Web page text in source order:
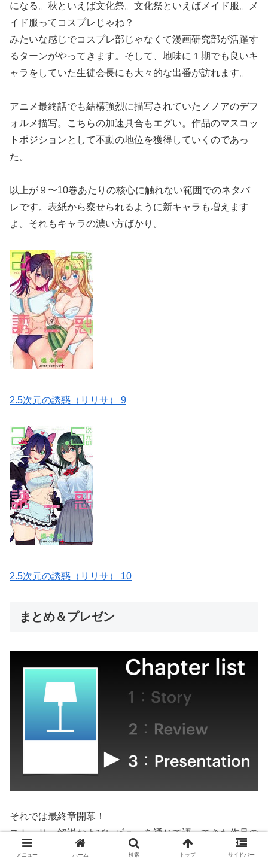
になる。秋といえば文化祭。文化祭といえばメイド服。メ
イド服ってコスプレじゃね？
みたいな感じでコスプレ部じゃなくて漫画研究部が活躍す
るターンがやってきます。そして、地味に１期でも良いキ
ャラをしていた生徒会長にも大々的な出番が訪れます。
アニメ最終話でも結構強烈に描写されていたノノアのデフ
ォルメ描写。こちらの加速具合もエグい。作品のマスコッ
トポジションとして不動の地位を獲得していくのであっ
た。
以上が９〜10巻あたりの核心に触れない範囲でのネタバ
レです。表紙から察せられるように新キャラも増えます
よ。それもキャラの濃い方ばかり。
2.5次元の誘惑（リリサ） 9
2.5次元の誘惑（リリサ） 10
まとめ＆プレゼン
それでは最終章開幕！
ストーリー解説およびレビューを通じて語ってきた作品の
魅力をギュギュッと濃縮してお届けします。
メニュー ホーム 検索 トップ サイドバー